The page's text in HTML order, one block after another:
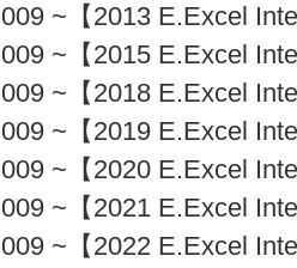
009 ~【2013 E.Excel
009 ~【2015 E.Excel
009 ~【2018 E.Excel
009 ~【2019 E.Excel
009 ~【2020 E.Excel
009 ~【2021 E.Excel
009 ~【2022 E.Excel